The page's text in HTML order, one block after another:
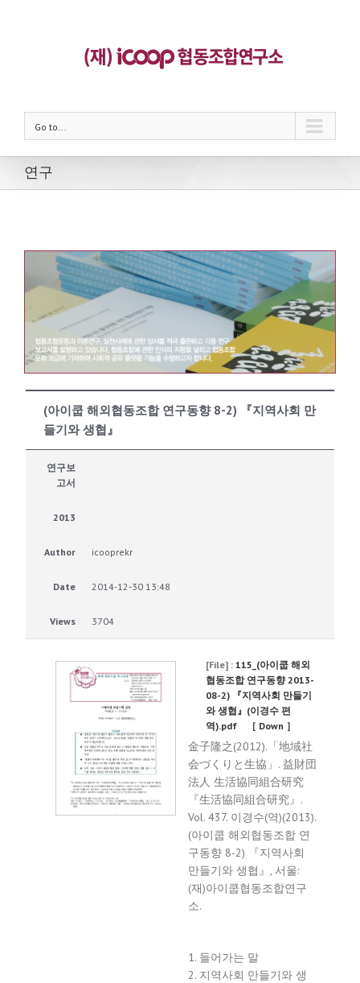
Go to...
연구
(아이쿱 해외협동조합 연구동향 8-2) 『지역사회 만
들기와 생협』
연구보
고서
2013
Author icooprekr
Date 2014-12-30 13:48
Views 3704
[File] : 115_(아이쿱 해외
협동조합 연구동향 2013-
08-2) 『지역사회 만들기
와 생협』(이경수 편
역).pdf［ Down ］
金子隆之(2012).「地域社
会づくりと生協」. 益財団
法人 生活協同組合研究
『生活協同組合研究』.
Vol. 437. 이경수(역)(2013).
(아이쿱 해외협동조합 연
구동향 8-2) 『지역사회
만들기와 생협』, 서울:
(재)아이쿱협동조합연구
소.
1. 들어가는 말
2. 지역사회 만들기와 생